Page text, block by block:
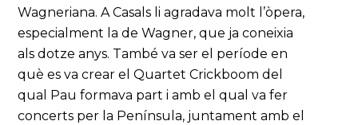
Wagneriana. A Casals li agradava molt l’òpera,
especialment la de Wagner, que ja coneixia
als dotze anys. També va ser el període en
què es va crear el Quartet Crickboom del
qual Pau formava part i amb el qual va fer
concerts per la Península, juntament amb el